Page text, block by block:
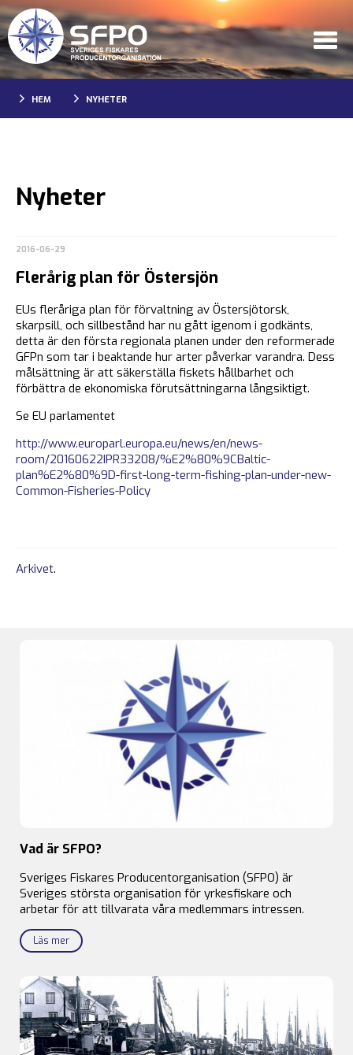
HEM NYHETER
Nyheter
2016-06-29
Flerårig plan för Östersjön
EUs fleråriga plan för förvaltning av Östersjötorsk,
skarpsill, och sillbestånd har nu gått igenom i godkänts,
detta är den första regionala planen under den reformerade
GFPn som tar i beaktande hur arter påverkar varandra. Dess
målsättning är att säkerställa fiskets hållbarhet och
förbättra de ekonomiska förutsättningarna långsiktigt.
Se EU parlamentet
http://www.europarl.europa.eu/news/en/news-
room/20160622IPR33208/%E2%80%9CBaltic-
plan%E2%80%9D-first-long-term-fishing-plan-under-new-
Common-Fisheries-Policy
Arkivet.
Vad är SFPO?
Sveriges Fiskares Producentorganisation (SFPO) är
Sveriges största organisation för yrkesfiskare och
arbetar för att tillvarata våra medlemmars intressen.
Läs mer